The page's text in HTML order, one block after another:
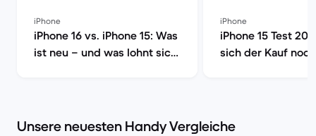
iPhone
iPhone 16 vs. iPhone 15: Was
ist neu – und was lohnt sich
iPhone
iPhone 15 Test
sich der Kauf
Unsere neuesten Handy Vergleiche